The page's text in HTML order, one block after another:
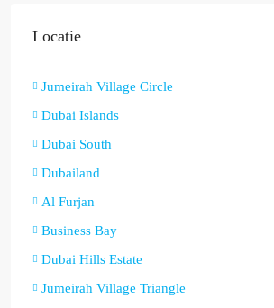
Locatie
Jumeirah Village Circle
Dubai Islands
Dubai South
Dubailand
Al Furjan
Business Bay
Dubai Hills Estate
Jumeirah Village Triangle